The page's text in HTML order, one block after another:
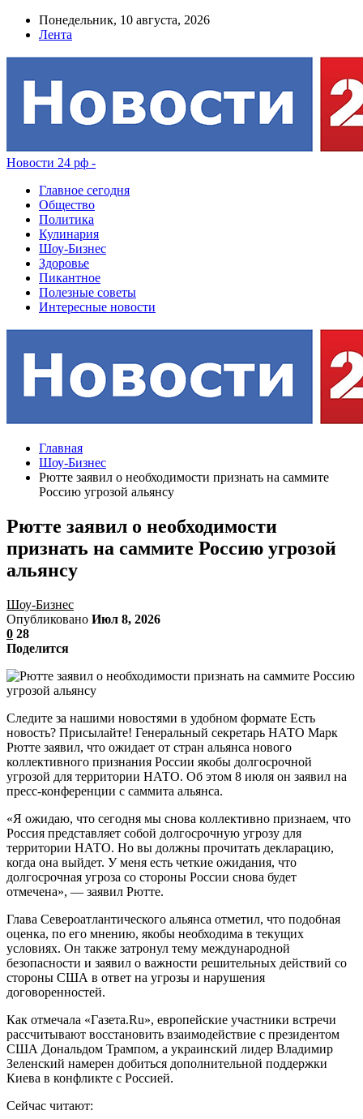
Понедельник, 10 августа, 2026
Лента
Новости 24 рф -
Главное сегодня
Общество
Политика
Кулинария
Шоу-Бизнес
Здоровье
Пикантное
Полезные советы
Интересные новости
Главная
Шоу-Бизнес
Рютте заявил о необходимости признать на саммите
Россию угрозой альянсу
Рютте заявил о необходимости
признать на саммите Россию угрозой
альянсу
Шоу-Бизнес
Опубликовано Июл 8, 2026
0 28
Поделится
Следите за нашими новостями в удобном формате Есть
новость? Присылайте! Генеральный секретарь НАТО Марк
Рютте заявил, что ожидает от стран альянса нового
коллективного признания России якобы долгосрочной
угрозой для территории НАТО. Об этом 8 июля он заявил на
пресс-конференции с саммита альянса.
«Я ожидаю, что сегодня мы снова коллективно признаем, что
Россия представляет собой долгосрочную угрозу для
территории НАТО. Но вы должны прочитать декларацию,
когда она выйдет. У меня есть четкие ожидания, что
долгосрочная угроза со стороны России снова будет
отмечена», — заявил Рютте.
Глава Североатлантического альянса отметил, что подобная
оценка, по его мнению, якобы необходима в текущих
условиях. Он также затронул тему международной
безопасности и заявил о важности решительных действий со
стороны США в ответ на угрозы и нарушения
договоренностей.
Как отмечала «Газета.Ru», европейские участники встречи
рассчитывают восстановить взаимодействие с президентом
США Дональдом Трампом, а украинский лидер Владимир
Зеленский намерен добиться дополнительной поддержки
Киева в конфликте с Россией.
Сейчас читают: